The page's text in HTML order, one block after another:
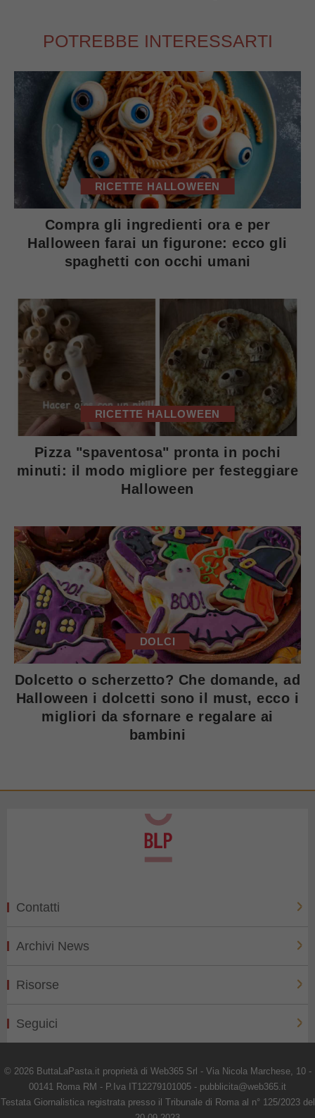
POTREBBE INTERESSARTI
RICETTE HALLOWEEN
Compra gli ingredienti ora e per
Halloween farai un figurone: ecco gli
spaghetti con occhi umani
RICETTE HALLOWEEN
Pizza "spaventosa" pronta in pochi
minuti: il modo migliore per festeggiare
Halloween
DOLCI
Dolcetto o scherzetto? Che domande, ad
Halloween i dolcetti sono il must, ecco i
migliori da sfornare e regalare ai
bambini
Contatti
Archivi News
Risorse
Seguici
© 2026 ButtaLaPasta.it proprietà di Web365 Srl - Via Nicola Marchese, 10 -
00141 Roma RM - P.Iva IT12279101005 - pubblicita@web365.it
Testata Giornalistica registrata presso il Tribunale di Roma al n° 125/2023 del